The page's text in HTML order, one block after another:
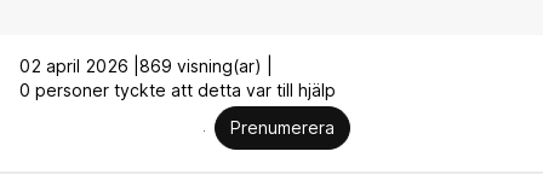
02 april 2026 | 869 visning(ar) |
0 personer tyckte att detta var till hjälp
Prenumerera